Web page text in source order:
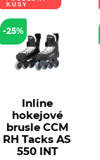
KUSY
-25%
Inline
hokejové
brusle CCM
RH Tacks AS
550 INT